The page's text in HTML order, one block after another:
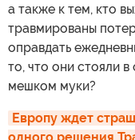
а также к тем, кто
травмированы
оправдать
то, что они стояли
мешком муки?
Европу ждет